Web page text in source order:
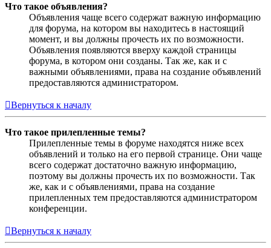
Что такое объявления?
Объявления чаще всего содержат важную информацию
для форума, на котором вы находитесь в настоящий
момент, и вы должны прочесть их по возможности.
Объявления появляются вверху каждой страницы
форума, в котором они созданы. Так же, как и с
важными объявлениями, права на создание объявлений
предоставляются администратором.
Вернуться к началу
Что такое прилепленные темы?
Прилепленные темы в форуме находятся ниже всех
объявлений и только на его первой странице. Они чаще
всего содержат достаточно важную информацию,
поэтому вы должны прочесть их по возможности. Так
же, как и с объявлениями, права на создание
прилепленных тем предоставляются администратором
конференции.
Вернуться к началу